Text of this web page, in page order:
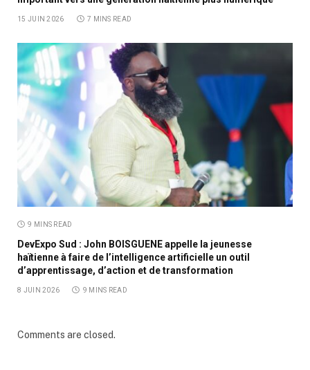
15 JUIN 2026 7 MINS READ
9 MINS READ
DevExpo Sud : John BOISGUENE appelle la jeunesse
haïtienne à faire de l’intelligence artificielle un outil
d’apprentissage, d’action et de transformation
8 JUIN 2026 9 MINS READ
Comments are closed.